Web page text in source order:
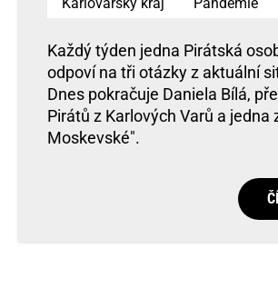
Karlovarský kraj Pandemie
Každý týden jedna Pirátská
odpoví na tři otázky z aktuální
Dnes pokračuje Daniela Bílá,
Pirátů z Karlových Varů a jedna
Moskevské".